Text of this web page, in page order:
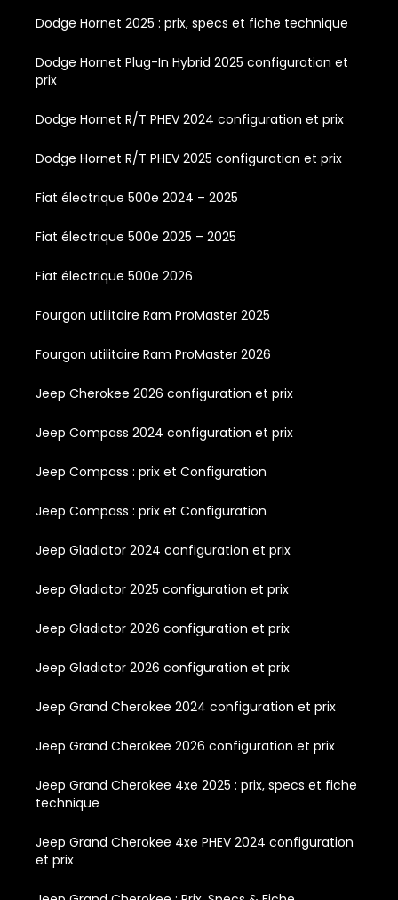
Dodge Hornet 2025 : prix, specs et fiche technique
Dodge Hornet Plug-In Hybrid 2025 configuration et
prix
Dodge Hornet R/T PHEV 2024 configuration et prix
Dodge Hornet R/T PHEV 2025 configuration et prix
Fiat électrique 500e 2024 – 2025
Fiat électrique 500e 2025 – 2025
Fiat électrique 500e 2026
Fourgon utilitaire Ram ProMaster 2025
Fourgon utilitaire Ram ProMaster 2026
Jeep Cherokee 2026 configuration et prix
Jeep Compass 2024 configuration et prix
Jeep Compass : prix et Configuration
Jeep Compass : prix et Configuration
Jeep Gladiator 2024 configuration et prix
Jeep Gladiator 2025 configuration et prix
Jeep Gladiator 2026 configuration et prix
Jeep Gladiator 2026 configuration et prix
Jeep Grand Cherokee 2024 configuration et prix
Jeep Grand Cherokee 2026 configuration et prix
Jeep Grand Cherokee 4xe 2025 : prix, specs et fiche
technique
Jeep Grand Cherokee 4xe PHEV 2024 configuration
et prix